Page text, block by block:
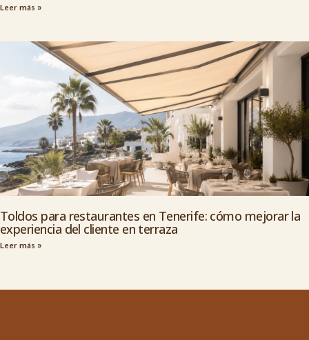
Leer más »
Toldos para restaurantes en Tenerife: cómo mejorar la
experiencia del cliente en terraza
Leer más »